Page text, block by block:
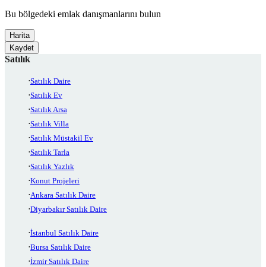
Bu bölgedeki emlak danışmanlarını bulun
Harita
Kaydet
Satılık
Satılık Daire
Satılık Ev
Satılık Arsa
Satılık Villa
Satılık Müstakil Ev
Satılık Tarla
Satılık Yazlık
Konut Projeleri
Ankara Satılık Daire
Diyarbakır Satılık Daire
İstanbul Satılık Daire
Bursa Satılık Daire
İzmir Satılık Daire